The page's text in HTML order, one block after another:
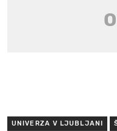
UNIVERZA V LJUBLJANI